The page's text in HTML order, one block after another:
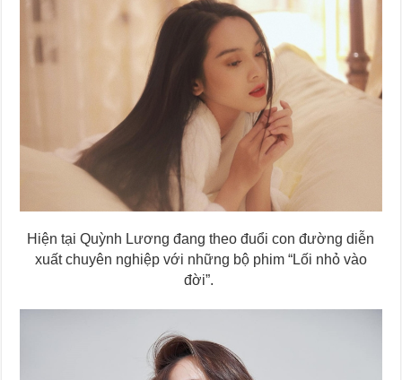
Hiện tại Quỳnh Lương đang theo đuổi con đường diễn
xuất chuyên nghiệp với những bộ phim “Lối nhỏ vào
đời”.